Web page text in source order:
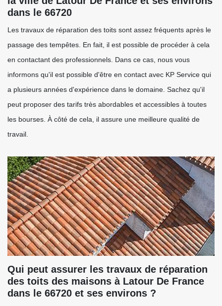
dans le 66720
Les travaux de réparation des toits sont assez fréquents après le
passage des tempêtes. En fait, il est possible de procéder à cela
en contactant des professionnels. Dans ce cas, nous vous
informons qu'il est possible d'être en contact avec KP Service qui
a plusieurs années d'expérience dans le domaine. Sachez qu'il
peut proposer des tarifs très abordables et accessibles à toutes
les bourses. À côté de cela, il assure une meilleure qualité de
travail.
Qui peut assurer les travaux de réparation
des toits des maisons à Latour De France
dans le 66720 et ses environs ?